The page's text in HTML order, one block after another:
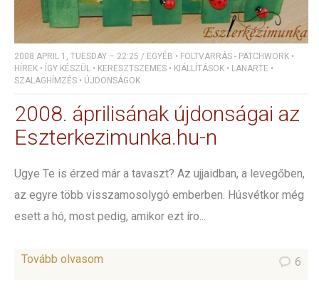
2008 APRIL 1, TUESDAY – 22:25 / EGYÉB • FOLTVARRÁS - PATCHWORK •
HÍREK • ÍGY KÉSZÜL • KERESZTSZEMES • KIÁLLÍTÁSOK • LANARTE •
SZALAGHÍMZÉS • ÚJDONSÁGOK
2008. áprilisának újdonságai az
Eszterkezimunka.hu-n
Ugye Te is érzed már a tavaszt? Az ujjaidban, a levegőben,
az egyre több visszamosolygó emberben. Húsvétkor még
esett a hó, most pedig, amikor ezt íro...
Tovább olvasom 6